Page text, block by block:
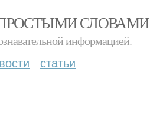
СЛОВАМИ
информацией.
статьи